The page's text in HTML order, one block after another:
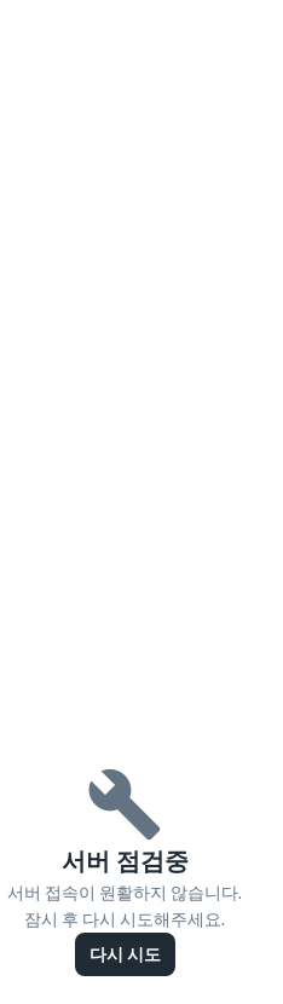
서버 점검중
서버 접속이 원활하지 않습니다.
잠시 후 다시 시도해주세요.
다시 시도